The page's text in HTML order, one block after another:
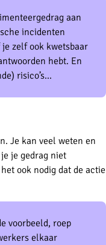
aan
incidenten
zelf ook kwetsbaar
hebt. En
risico’s...
Je kan veel weten en
je gedrag niet
ook nodig dat de actie
voorbeeld, roep
elkaar